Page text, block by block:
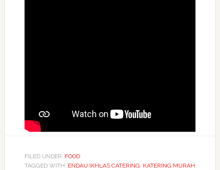
FILED UNDER: FOOD
TAGGED WITH: ENDAU IKHLAS CATERING, KATERING MURAH